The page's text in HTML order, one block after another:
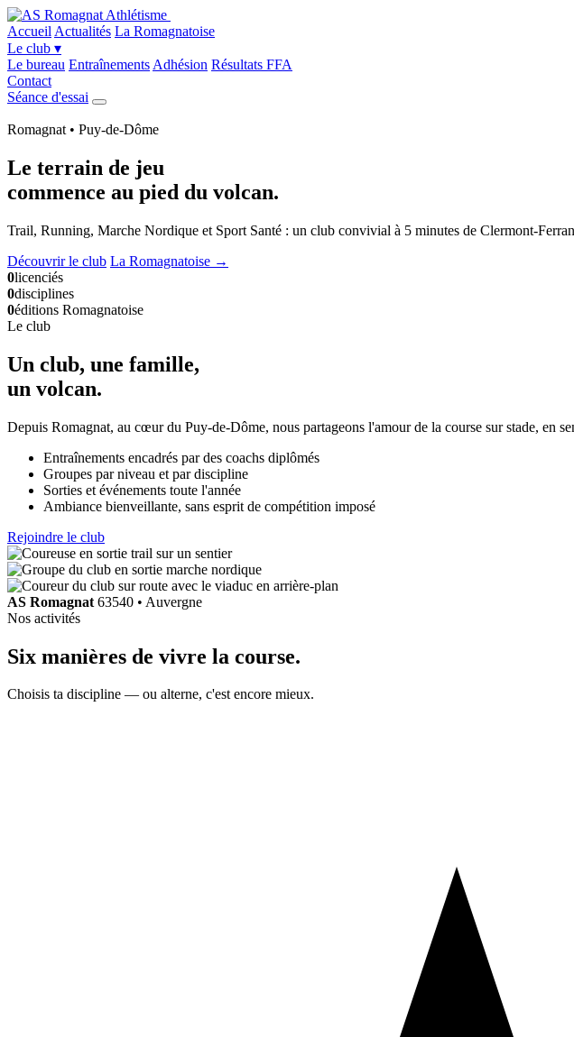
Accueil Actualités La Romagnatoise
Le club ▾
Le bureau Entraînements Adhésion Résultats FFA
Contact
Séance d'essai
Romagnat • Puy-de-Dôme
Le terrain de jeu
commence au pied du volcan.
Trail, Running, Marche Nordique et Sport Santé : un club convivial à 5 minutes de Clermont-
Découvrir le club La Romagnatoise →
0licenciés
0disciplines
0éditions Romagnatoise
Le club
Un club, une famille,
un volcan.
Depuis Romagnat, au cœur du Puy-de-Dôme, nous partageons l'amour de la course sur stade, en
Entraînements encadrés par des coachs diplômés
Groupes par niveau et par discipline
Sorties et événements toute l'année
Ambiance bienveillante, sans esprit de compétition imposé
Rejoindre le club
AS Romagnat 63540 • Auvergne
Nos activités
Six manières de vivre la course.
Choisis ta discipline — ou alterne, c'est encore mieux.